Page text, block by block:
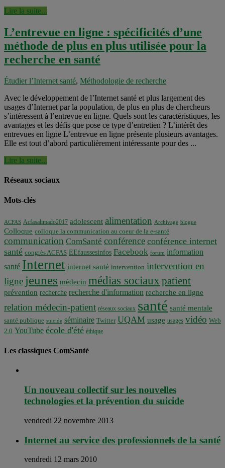
Lire la suite...
L’entrevue en ligne : spécificités d’une
méthode de plus en plus utilisée pour la
recherche en santé
Étudier l’Internet santé, Méthodologie de recherche
Avec le développement de l’Internet santé et plus largement des
usages d’Internet par la population, de plus en plus de chercheurs
s’intéressent à l’entrevue en ligne. Quels sont les caractéristiques, les
avantages et les défis que pose ce type d’entretien ? L’intérêt des
entrevues en ligne L’entrevue en ligne présente plusieurs avantages.
Elle est tout d’abord particulièrement intéressante pour des ...
Lire la suite...
Réseaux sociaux
Mots-clés
ACFAS Acfasalimado2017 adolescent alimentation Archivage blogue
Colloque colloque la communication au coeur de la e-santé
communication ComSanté conférence conférence internet
santé congrès ACFAS EEfaussesinfos Facebook forum information
santé Internet internet santé intervention intervention en
ligne jeunes médecin médias sociaux patient
prévention recherche recherche d'information recherche en ligne
relation médecin-patient réseaux sociaux santé santé mentale
santé publique suicide séminaire Twitter UQAM usage usages vidéo Web
2.0 YouTube école d'été éthique
Les classiques ComSanté
Un nouveau collectif sur les nouvelles
technologies et la prévention du suicide
vendredi 22 novembre 2013
Internet au service des professionnels de la santé
vendredi 12 mars 2010